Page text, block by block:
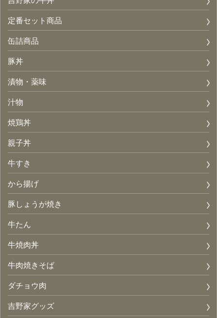
定番セット商品
缶詰商品
豚丼
漬物・薬味
汁物
焼鶏丼
親子丼
牛すき
から揚げ
豚しょうが焼き
牛たん
牛焼肉丼
牛肉焼きそば
ダチョウ肉
吉野家グッズ